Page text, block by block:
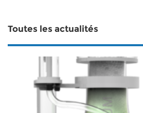
Toutes les actualités